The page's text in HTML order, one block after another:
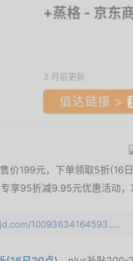
+蒸格 - 京东
3 月前更新
值达链接 >
价199元，下单领取5折(16
享95折减9.95元优惠活动，
10093634164593.....